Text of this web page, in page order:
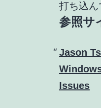
打ち込ん
参照サ
Jason
Issues